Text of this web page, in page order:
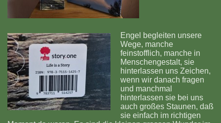
Engel begleiten unsere
Wege, manche
feinstofflich, manche in
Menschengestalt, sie
hinterlassen uns Zeichen,
wenn wir danach fragen
und manchmal
hinterlassen sie bei uns
auch großes Staunen, daß
sie einfach im richtigen